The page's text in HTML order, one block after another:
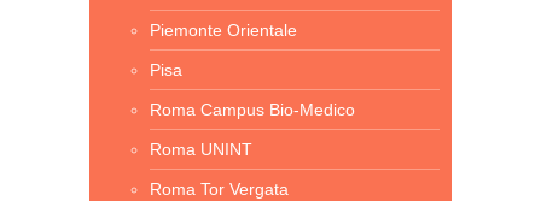
Piemonte Orientale
Pisa
Roma Campus Bio-Medico
Roma UNINT
Roma Tor Vergata